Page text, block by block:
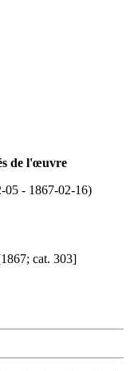
de l'œuvre
05 - 1867-02-16)
cat. 303]